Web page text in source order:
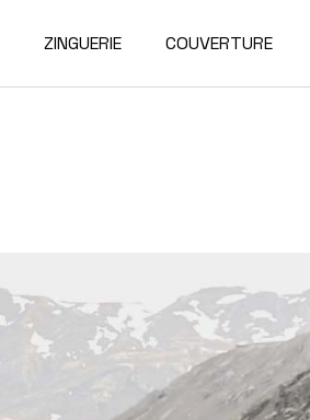
ZINGUERIE COUVERTURE